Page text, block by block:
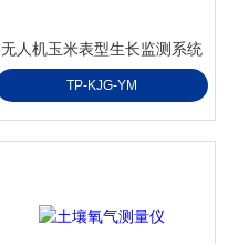
无人机玉米表型生长监测系统
TP-KJG-YM